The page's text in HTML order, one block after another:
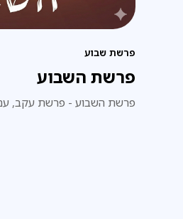
פרשת שבוע
פרשת השבוע
פרשת השבוע - פרשת עקב,